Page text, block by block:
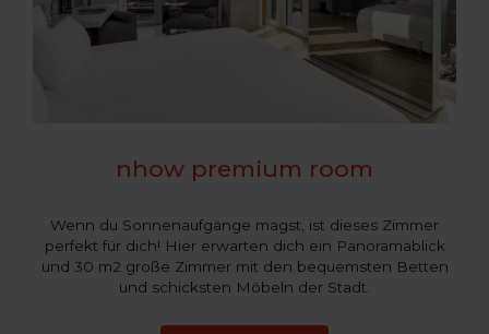
nhow premium room
Wenn du Sonnenaufgänge magst, ist dieses Zimmer
perfekt für dich! Hier erwarten dich ein Panoramablick
und 30 m2 große Zimmer mit den bequemsten Betten
und schicksten Möbeln der Stadt.